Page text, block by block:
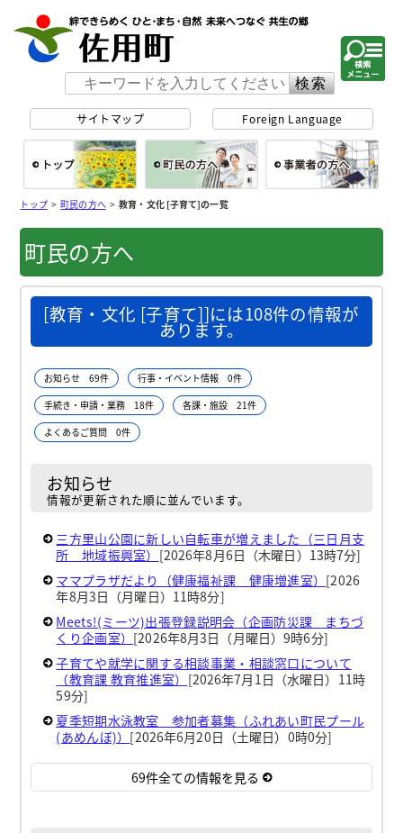
サイトマップ Foreign Language
総合トップ
トップ>町民の方へ>教育・文化 [子育て]の一覧
町民の方へ
[教育・文化 [子育て]]には108件の情報が
あります。
お知らせ 69件
行事・イベント情報 0件
手続き・申請・業務 18件
各課・施設 21件
よくあるご質問 0件
お知らせ
情報が更新された順に並んでいます。
三方里山公園に新しい自転車が増えました（三日月支
所 地域振興室） [2026年8月6日（木曜日）13時7分]
ママプラザだより（健康福祉課 健康増進室） [2026
年8月3日（月曜日）11時8分]
Meets!(ミーツ)出張登録説明会（企画防災課 まちづ
くり企画室） [2026年8月3日（月曜日）9時6分]
子育てや就学に関する相談事業・相談窓口について
（教育課 教育推進室） [2026年7月1日（水曜日）11時
59分]
夏季短期水泳教室 参加者募集（ふれあい町民プール
(あめんぼ)） [2026年6月20日（土曜日）0時0分]
69件全ての情報を見る